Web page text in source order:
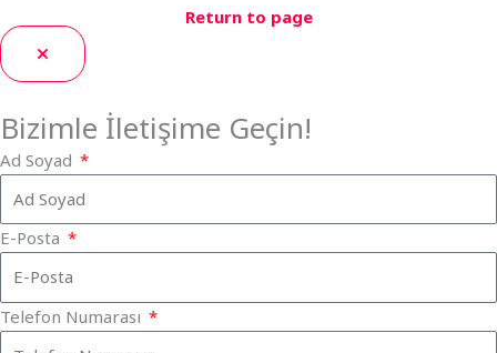
Return to page
Bizimle İletişime Geçin!
Ad Soyad
E-Posta
Telefon Numarası